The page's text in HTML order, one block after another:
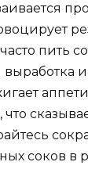
пить
соков в